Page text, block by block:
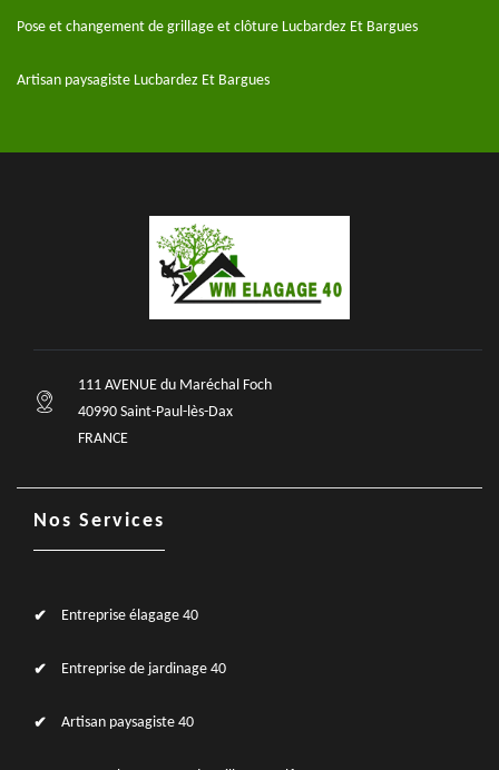
Pose et changement de grillage et clôture Lucbardez Et Bargues
Artisan paysagiste Lucbardez Et Bargues
111 AVENUE du Maréchal Foch
40990 Saint-Paul-lès-Dax
FRANCE
Nos Services
Entreprise élagage 40
Entreprise de jardinage 40
Artisan paysagiste 40